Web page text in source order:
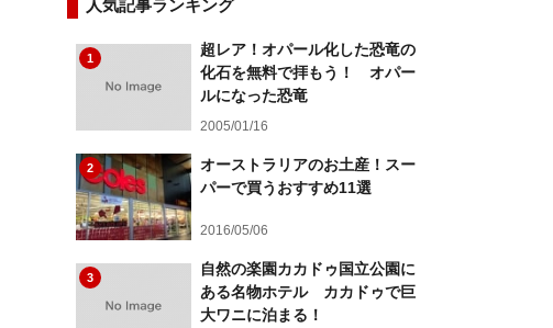
人気記事ランキング
1
超レア！オパール化した恐竜の
化石を無料で拝もう！ オパー
ルになった恐竜
2005/01/16
2
オーストラリアのお土産！スー
パーで買うおすすめ11選
2016/05/06
3
自然の楽園カカドゥ国立公園に
ある名物ホテル カカドゥで巨
大ワニに泊まる！